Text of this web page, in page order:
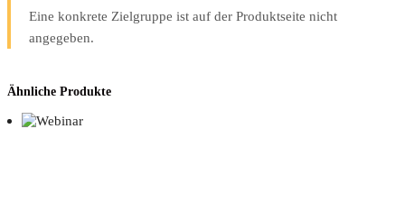
Eine konkrete Zielgruppe ist auf der Produktseite nicht
angegeben.
Ähnliche Produkte